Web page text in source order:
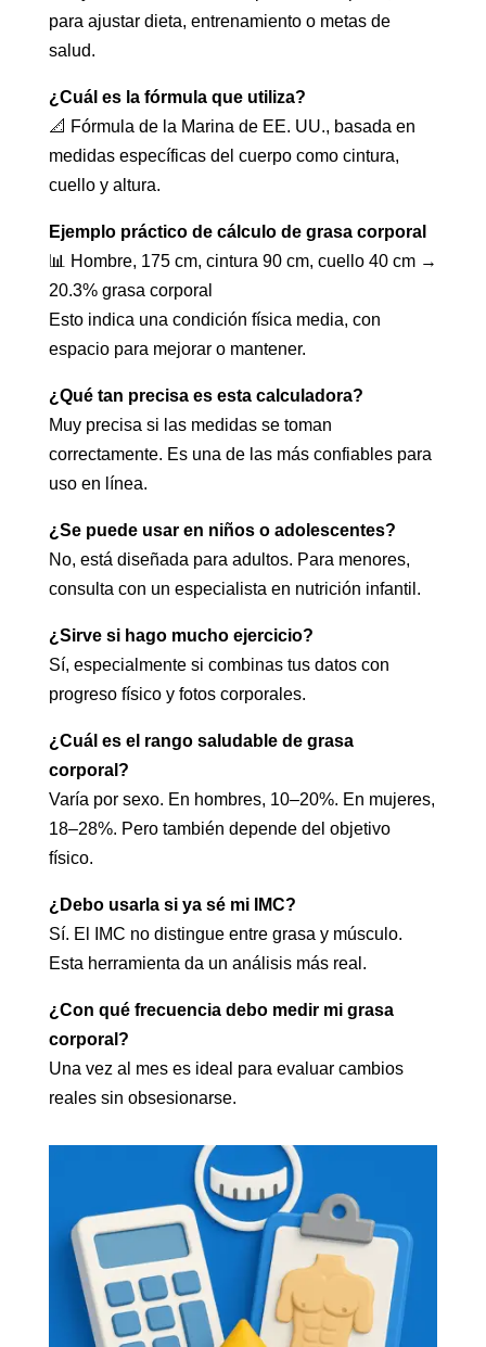
para ajustar dieta, entrenamiento o metas de
salud.
¿Cuál es la fórmula que utiliza?
📐 Fórmula de la Marina de EE. UU., basada en
medidas específicas del cuerpo como cintura,
cuello y altura.
Ejemplo práctico de cálculo de grasa corporal
📊 Hombre, 175 cm, cintura 90 cm, cuello 40 cm →
20.3% grasa corporal
Esto indica una condición física media, con
espacio para mejorar o mantener.
¿Qué tan precisa es esta calculadora?
Muy precisa si las medidas se toman
correctamente. Es una de las más confiables para
uso en línea.
¿Se puede usar en niños o adolescentes?
No, está diseñada para adultos. Para menores,
consulta con un especialista en nutrición infantil.
¿Sirve si hago mucho ejercicio?
Sí, especialmente si combinas tus datos con
progreso físico y fotos corporales.
¿Cuál es el rango saludable de grasa
corporal?
Varía por sexo. En hombres, 10–20%. En mujeres,
18–28%. Pero también depende del objetivo
físico.
¿Debo usarla si ya sé mi IMC?
Sí. El IMC no distingue entre grasa y músculo.
Esta herramienta da un análisis más real.
¿Con qué frecuencia debo medir mi grasa
corporal?
Una vez al mes es ideal para evaluar cambios
reales sin obsesionarse.